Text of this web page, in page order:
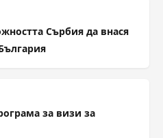
Сърбия да внася
за визи за